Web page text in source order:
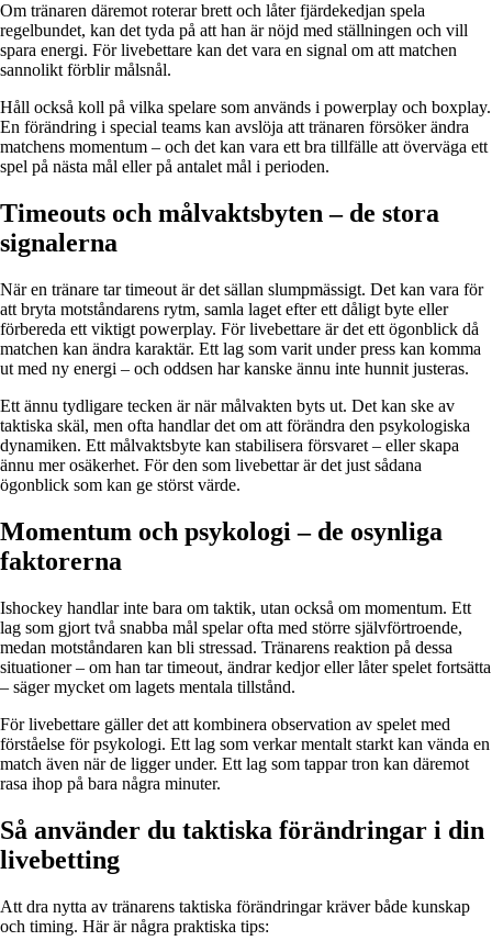
Om tränaren däremot roterar brett och låter fjärdekedjan spela
regelbundet, kan det tyda på att han är nöjd med ställningen och vill
spara energi. För livebettare kan det vara en signal om att matchen
sannolikt förblir målsnål.
Håll också koll på vilka spelare som används i powerplay och boxplay.
En förändring i special teams kan avslöja att tränaren försöker ändra
matchens momentum – och det kan vara ett bra tillfälle att överväga ett
spel på nästa mål eller på antalet mål i perioden.
Timeouts och målvaktsbyten – de stora
signalerna
När en tränare tar timeout är det sällan slumpmässigt. Det kan vara för
att bryta motståndarens rytm, samla laget efter ett dåligt byte eller
förbereda ett viktigt powerplay. För livebettare är det ett ögonblick då
matchen kan ändra karaktär. Ett lag som varit under press kan komma
ut med ny energi – och oddsen har kanske ännu inte hunnit justeras.
Ett ännu tydligare tecken är när målvakten byts ut. Det kan ske av
taktiska skäl, men ofta handlar det om att förändra den psykologiska
dynamiken. Ett målvaktsbyte kan stabilisera försvaret – eller skapa
ännu mer osäkerhet. För den som livebettar är det just sådana
ögonblick som kan ge störst värde.
Momentum och psykologi – de osynliga
faktorerna
Ishockey handlar inte bara om taktik, utan också om momentum. Ett
lag som gjort två snabba mål spelar ofta med större självförtroende,
medan motståndaren kan bli stressad. Tränarens reaktion på dessa
situationer – om han tar timeout, ändrar kedjor eller låter spelet fortsätta
– säger mycket om lagets mentala tillstånd.
För livebettare gäller det att kombinera observation av spelet med
förståelse för psykologi. Ett lag som verkar mentalt starkt kan vända en
match även när de ligger under. Ett lag som tappar tron kan däremot
rasa ihop på bara några minuter.
Så använder du taktiska förändringar i din
livebetting
Att dra nytta av tränarens taktiska förändringar kräver både kunskap
och timing. Här är några praktiska tips: